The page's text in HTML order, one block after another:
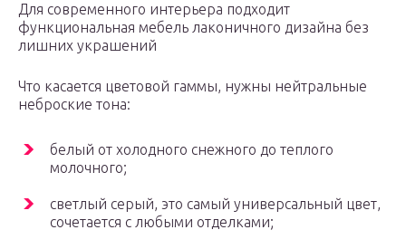
Для современного интерьера подходит
функциональная мебель лаконичного дизайна без
лишних украшений
Что касается цветовой гаммы, нужны нейтральные
неброские тона:
белый от холодного снежного до теплого
молочного;
светлый серый, это самый универсальный цвет,
сочетается с любыми отделками;